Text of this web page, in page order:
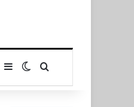
SidebarSwitch skin
Pencarian untuk